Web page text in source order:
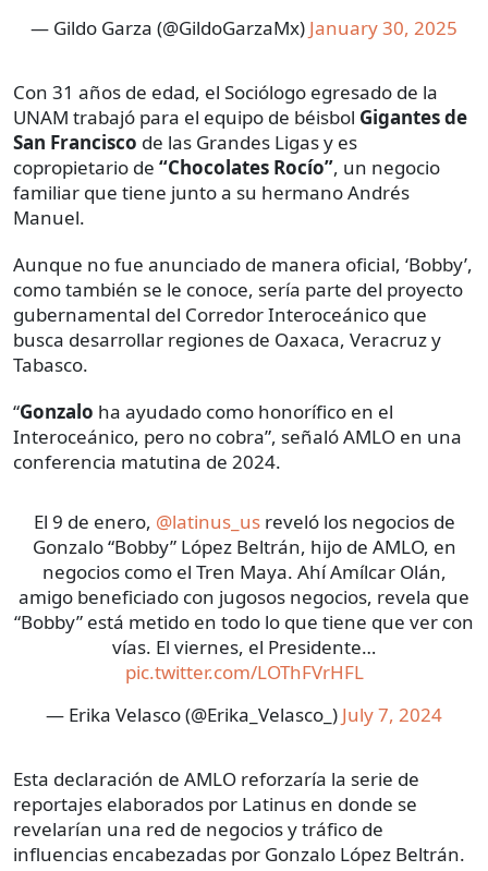
— Gildo Garza (@GildoGarzaMx) January 30, 2025
Con 31 años de edad, el Sociólogo egresado de la
UNAM trabajó para el equipo de béisbol Gigantes de
San Francisco de las Grandes Ligas y es
copropietario de “Chocolates Rocío”, un negocio
familiar que tiene junto a su hermano Andrés
Manuel.
Aunque no fue anunciado de manera oficial, ‘Bobby’,
como también se le conoce, sería parte del proyecto
gubernamental del Corredor Interoceánico que
busca desarrollar regiones de Oaxaca, Veracruz y
Tabasco.
“Gonzalo ha ayudado como honorífico en el
Interoceánico, pero no cobra”, señaló AMLO en una
conferencia matutina de 2024.
El 9 de enero, @latinus_usreveló los negocios de
Gonzalo “Bobby” López Beltrán, hijo de AMLO, en
negocios como el Tren Maya. Ahí Amílcar Olán,
amigo beneficiado con jugosos negocios, revela que
“Bobby” está metido en todo lo que tiene que ver con
vías. El viernes, el Presidente…
pic.twitter.com/LOThFVrHFL
— Erika Velasco (@Erika_Velasco_) July 7, 2024
Esta declaración de AMLO reforzaría la serie de
reportajes elaborados por Latinus en donde se
revelarían una red de negocios y tráfico de
influencias encabezadas por Gonzalo López Beltrán.